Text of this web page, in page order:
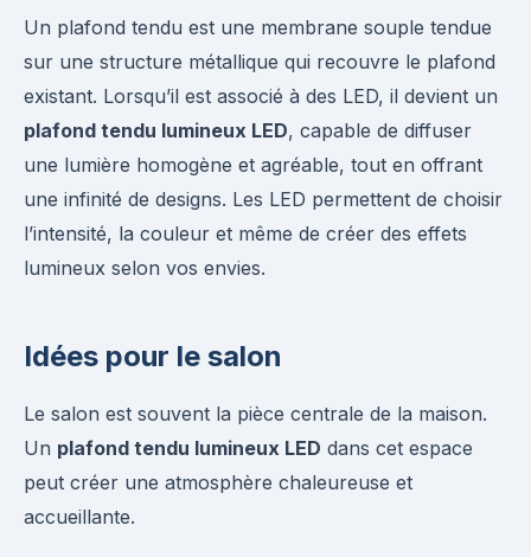
Un plafond tendu est une membrane souple tendue
sur une structure métallique qui recouvre le plafond
existant. Lorsqu’il est associé à des LED, il devient un
plafond tendu lumineux LED, capable de diffuser
une lumière homogène et agréable, tout en offrant
une infinité de designs. Les LED permettent de choisir
l’intensité, la couleur et même de créer des effets
lumineux selon vos envies.
Idées pour le salon
Le salon est souvent la pièce centrale de la maison.
Un plafond tendu lumineux LED dans cet espace
peut créer une atmosphère chaleureuse et
accueillante.